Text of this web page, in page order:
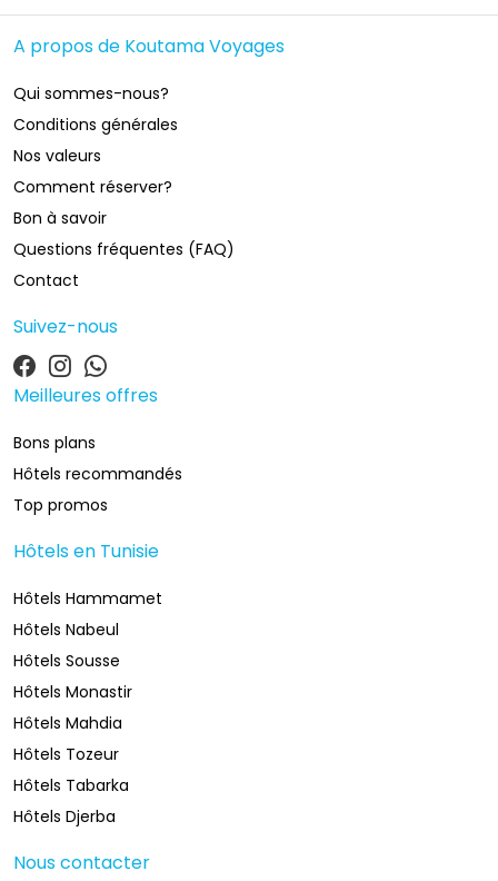
A propos de Koutama Voyages
Qui sommes-nous?
Conditions générales
Nos valeurs
Comment réserver?
Bon à savoir
Questions fréquentes (FAQ)
Contact
Suivez-nous
Meilleures offres
Bons plans
Hôtels recommandés
Top promos
Hôtels en Tunisie
Hôtels Hammamet
Hôtels Nabeul
Hôtels Sousse
Hôtels Monastir
Hôtels Mahdia
Hôtels Tozeur
Hôtels Tabarka
Hôtels Djerba
Nous contacter